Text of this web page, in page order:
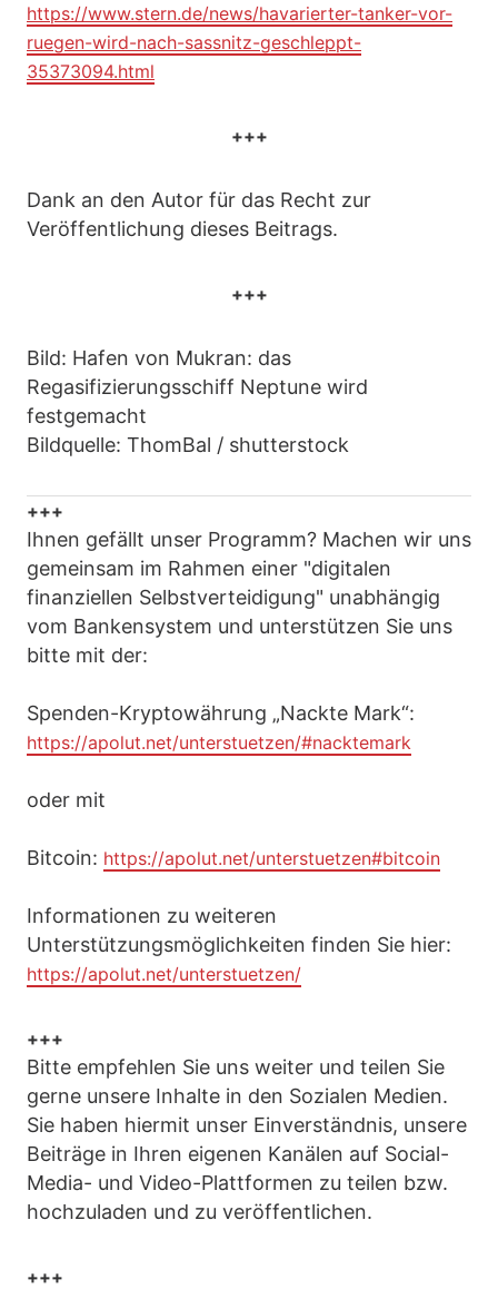
https://www.stern.de/news/havarierter-tanker-vor-
ruegen-wird-nach-sassnitz-geschleppt-
35373094.html
+++
Dank an den Autor für das Recht zur
Veröffentlichung dieses Beitrags.
+++
Bild: Hafen von Mukran: das
Regasifizierungsschiff Neptune wird
festgemacht
Bildquelle: ThomBal / shutterstock
+++
Ihnen gefällt unser Programm? Machen wir uns
gemeinsam im Rahmen einer "digitalen
finanziellen Selbstverteidigung" unabhängig
vom Bankensystem und unterstützen Sie uns
bitte mit der:
Spenden-Kryptowährung „Nackte Mark“:
https://apolut.net/unterstuetzen/#nacktemark
oder mit
Bitcoin: https://apolut.net/unterstuetzen#bitcoin
Informationen zu weiteren
Unterstützungsmöglichkeiten finden Sie hier:
https://apolut.net/unterstuetzen/
+++
Bitte empfehlen Sie uns weiter und teilen Sie
gerne unsere Inhalte in den Sozialen Medien.
Sie haben hiermit unser Einverständnis, unsere
Beiträge in Ihren eigenen Kanälen auf Social-
Media- und Video-Plattformen zu teilen bzw.
hochzuladen und zu veröffentlichen.
+++